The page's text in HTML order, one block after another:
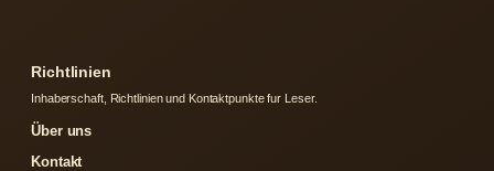
Richtlinien
Inhaberschaft, Richtlinien und Kontaktpunkte fur Leser.
Über uns
Kontakt